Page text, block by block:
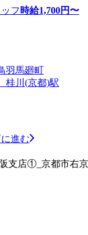
フ 時給1,700円〜
羽馬廻町
桂川(京都)駅
進む
支店①_京都市右